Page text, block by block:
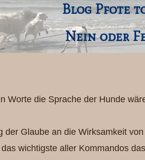
Blog Pfote
Nein oder
Worte die Sprache der Hunde
der Glaube an die Wirksamkeit
wichtigste aller Kommandos das